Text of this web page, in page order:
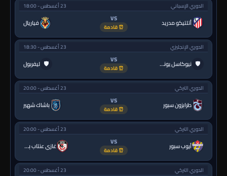
الدوري الإسباني 23 أغسطس - 18:00
أتلتيكو مدريد VS
⏰ قادمة فياريال
الدوري الإنجليزي 23 أغسطس - 18:30
🛡 نيوكاسل يونايتد VS
⏰ قادمة ليفربول 🛡
الدوري التركي 23 أغسطس - 20:00
طرابزون سبور VS
⏰ قادمة باشاك شهير
الدوري التركي 23 أغسطس - 20:00
أيوب سبور VS
⏰ قادمة غازي عنتاب بي.بي.كي.
الدوري التركي 23 أغسطس - 20:00